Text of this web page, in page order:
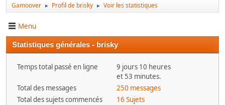
Gamoover ► Profil de brisky ► Voir les statistiques
Menu
Statistiques générales - brisky
Temps total passé en ligne
9 jours 10 heures
et 53 minutes.
Total des messages
250 messages
Total des sujets commencés
16 Sujets